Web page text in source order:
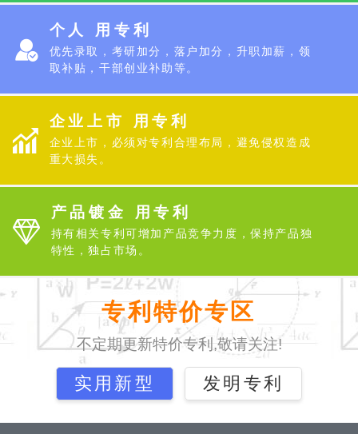
个人 用专利
优先录取，考研加分，落户加分，升职加薪，领
取补贴，干部创业补助等。
企业上市 用专利
企业上市，必须对专利合理布局，避免侵权造成
重大损失。
产品镀金 用专利
持有相关专利可增加产品竞争力度，保持产品独
特性，独占市场。
专利特价专区
不定期更新特价专利,敬请关注!
实用新型 发明专利